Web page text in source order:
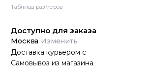
Таблица размеров
Доступно для заказа
Москва Изменить
Доставка курьером с
Самовывоз из магазина